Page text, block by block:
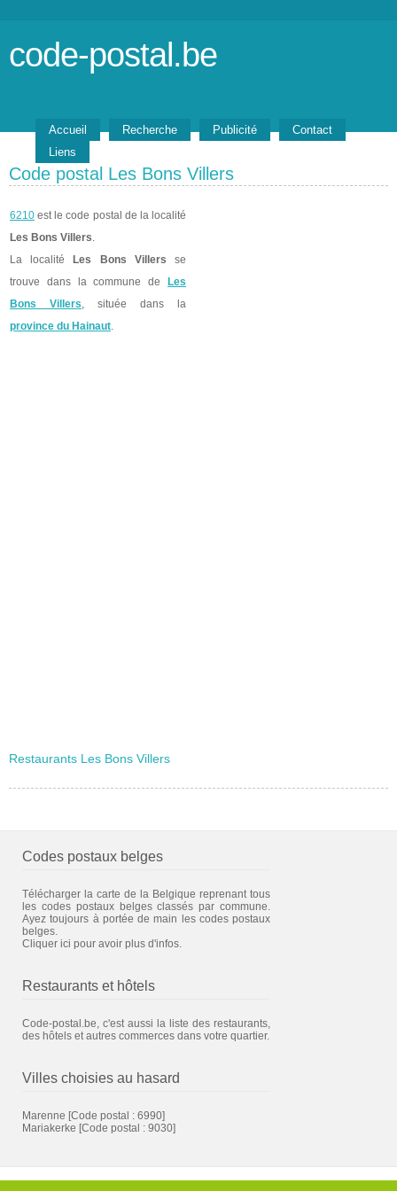
code-postal.be
Accueil Recherche Publicité
Contact
Liens
Code postal Les Bons Villers
6210 est le code postal de la localité
Les Bons Villers.
La localité
Les Bons Villers se
trouve dans la commune de
Les
Bons Villers, située dans la
province du Hainaut.
Restaurants Les Bons Villers
Codes postaux belges
Télécharger la carte de la Belgique reprenant tous
les codes postaux belges classés par commune.
Ayez toujours à portée de main les codes postaux
belges.
Cliquer ici pour avoir plus d'infos.
Restaurants et hôtels
Code-postal.be, c'est aussi la liste des restaurants,
des hôtels et autres commerces dans votre quartier.
Villes choisies au hasard
Marenne [Code postal : 6990]
Mariakerke [Code postal : 9030]